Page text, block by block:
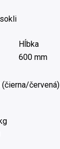
Hĺbka
600 mm
červená)